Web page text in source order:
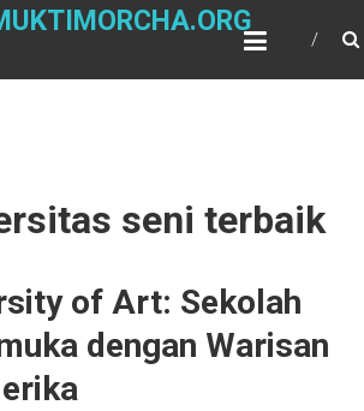
seni terbaik
of Art: Sekolah
dengan Warisan